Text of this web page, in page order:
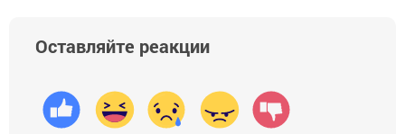
Оставляйте реакции